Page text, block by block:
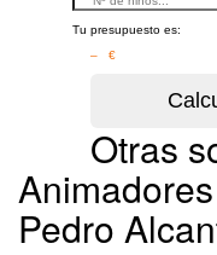
Tu presupuesto es:
– €
Otras
Pedro